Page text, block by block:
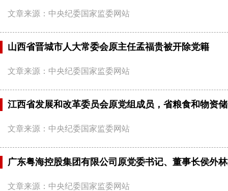
文章来源：中央纪委国家监委网站
山西省晋城市人大常委会原主任孟福贵被开除党籍
文章来源：中央纪委国家监委网站
江西省发展和改革委员会原党组成员，省粮食和物资
文章来源：中央纪委国家监委网站
广东粤海控股集团有限公司原党委书记、董事长侯外
文章来源：中央纪委国家监委网站